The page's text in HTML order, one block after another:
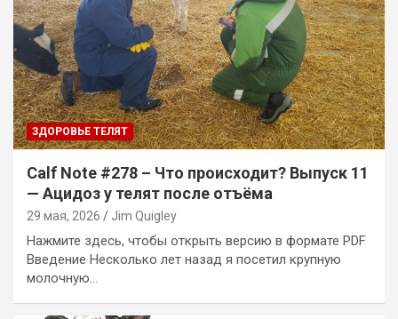
ЗДОРОВЬЕ ТЕЛЯТ
Calf Note #278 – Что происходит? Выпуск 11
— Ацидоз у телят после отъёма
29 мая, 2026 Jim Quigley
Нажмите здесь, чтобы открыть версию в формате PDF
Введение Несколько лет назад я посетил крупную
молочную…